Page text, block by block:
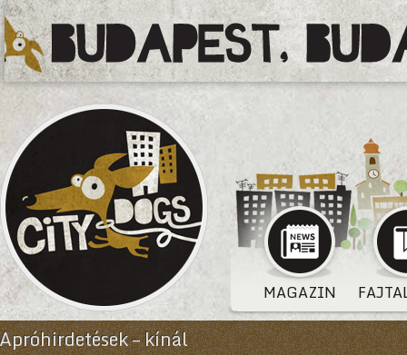
MAGAZIN
Apróhirdetések – kínál